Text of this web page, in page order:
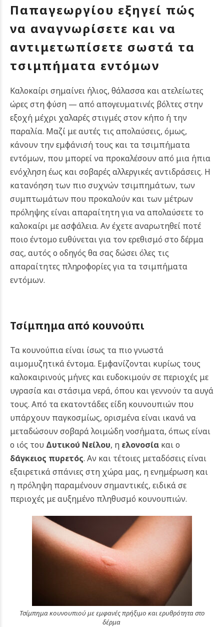
Παπαγεωργίου εξηγεί πώς
να αναγνωρίσετε και να
αντιμετωπίσετε σωστά τα
τσιμπήματα εντόμων
Καλοκαίρι σημαίνει ήλιος, θάλασσα και ατελείωτες
ώρες στη φύση — από απογευματινές βόλτες στην
εξοχή μέχρι χαλαρές στιγμές στον κήπο ή την
παραλία. Μαζί με αυτές τις απολαύσεις, όμως,
κάνουν την εμφάνισή τους και τα τσιμπήματα
εντόμων, που μπορεί να προκαλέσουν από μια ήπια
ενόχληση έως και σοβαρές αλλεργικές αντιδράσεις. Η
κατανόηση των πιο συχνών τσιμπημάτων, των
συμπτωμάτων που προκαλούν και των μέτρων
πρόληψης είναι απαραίτητη για να απολαύσετε το
καλοκαίρι με ασφάλεια. Αν έχετε αναρωτηθεί ποτέ
ποιο έντομο ευθύνεται για τον ερεθισμό στο δέρμα
σας, αυτός ο οδηγός θα σας δώσει όλες τις
απαραίτητες πληροφορίες για τα τσιμπήματα
εντόμων.
Τσίμπημα από κουνούπι
Τα κουνούπια είναι ίσως τα πιο γνωστά
αιμομυζητικά έντομα. Εμφανίζονται κυρίως τους
καλοκαιρινούς μήνες και ευδοκιμούν σε περιοχές με
υγρασία και στάσιμα νερά, όπου και γεννούν τα αυγά
τους. Από τα εκατοντάδες είδη κουνουπιών που
υπάρχουν παγκοσμίως, ορισμένα είναι ικανά να
μεταδώσουν σοβαρά λοιμώδη νοσήματα, όπως είναι
ο ιός του Δυτικού Νείλου, η ελονοσία και ο
δάγκειος πυρετός. Αν και τέτοιες μεταδόσεις είναι
εξαιρετικά σπάνιες στη χώρα μας, η ενημέρωση και
η πρόληψη παραμένουν σημαντικές, ειδικά σε
περιοχές με αυξημένο πληθυσμό κουνουπιών.
Τσίμπημα κουνουπιού με εμφανές πρήξιμο και ερυθρότητα στο
δέρμα